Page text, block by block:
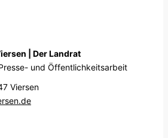
| Der Landrat
und Öffentlichkeitsarbeit
Viersen